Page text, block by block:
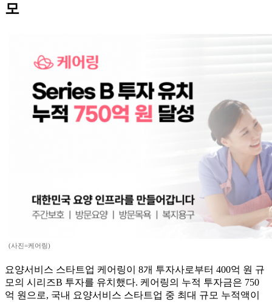
모
(사진=케어링)
요양서비스 스타트업 케어링이 8개 투자사로부터 400억 원 규
모의 시리즈B 투자를 유치했다. 케어링의 누적 투자금은 750
억 원으로, 국내 요양서비스 스타트업 중 최대 규모 누적액이